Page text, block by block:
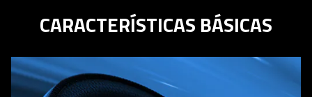
CARACTERÍSTICAS BÁSICAS